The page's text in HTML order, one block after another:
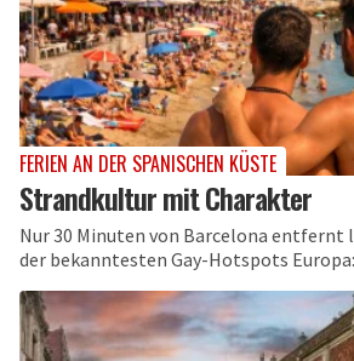
FERIEN AN DER SPANISCHEN KÜSTE
Strandkultur mit Charakter
Nur 30 Minuten von Barcelona
der bekanntesten Gay-Hotspots